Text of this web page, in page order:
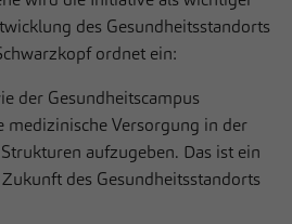
des Gesundheitsstandorts
ordnet ein:
der Gesundheitscampus
medizinische Versorgung in der
aufzugeben. Das ist ein
des Gesundheitsstandorts